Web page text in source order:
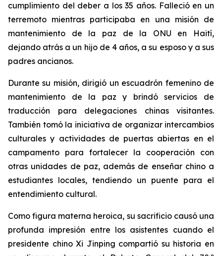
cumplimiento del deber a los 35 años. Falleció en un
terremoto mientras participaba en una misión de
mantenimiento de la paz de la ONU en Haití,
dejando atrás a un hijo de 4 años, a su esposo y a sus
padres ancianos.
Durante su misión, dirigió un escuadrón femenino de
mantenimiento de la paz y brindó servicios de
traducción para delegaciones chinas visitantes.
También tomó la iniciativa de organizar intercambios
culturales y actividades de puertas abiertas en el
campamento para fortalecer la cooperación con
otras unidades de paz, además de enseñar chino a
estudiantes locales, tendiendo un puente para el
entendimiento cultural.
Como figura materna heroica, su sacrificio causó una
profunda impresión entre los asistentes cuando el
presidente chino Xi Jinping compartió su historia en